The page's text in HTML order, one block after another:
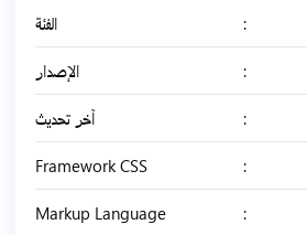
الفئة
الإصدار
آخر تحديث
Framework CSS
Markup Language